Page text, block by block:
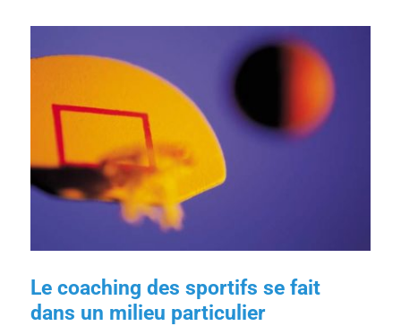
Le coaching des sportifs se fait
dans un milieu particulier